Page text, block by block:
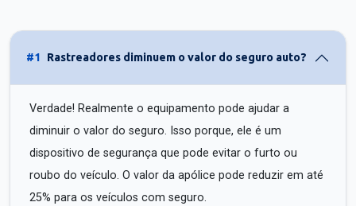
#1 Rastreadores diminuem o valor do seguro auto?
Verdade! Realmente o equipamento pode ajudar a
diminuir o valor do seguro. Isso porque, ele é um
dispositivo de segurança que pode evitar o furto ou
roubo do veículo. O valor da apólice pode reduzir em até
25% para os veículos com seguro.